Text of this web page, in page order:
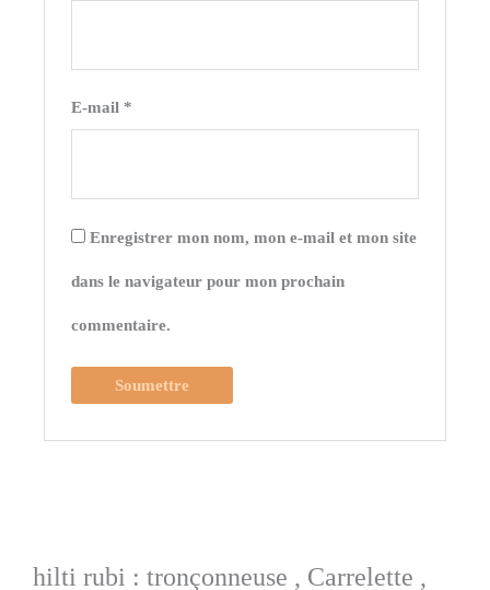
E-mail *
Enregistrer mon nom, mon e-mail et mon site
dans le navigateur pour mon prochain
commentaire.
hilti rubi : tronçonneuse , Carrelette ,